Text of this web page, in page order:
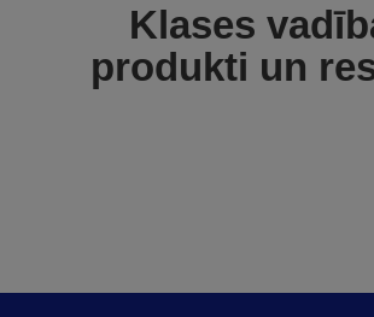
Klases
produkti un